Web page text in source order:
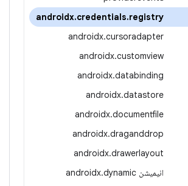
androidx.credentials.registry
androidx.cursoradapter
androidx.customview
androidx.databinding
androidx.datastore
androidx.documentfile
androidx.draganddrop
androidx.drawerlayout
انیمیشن androidx
.dynamic